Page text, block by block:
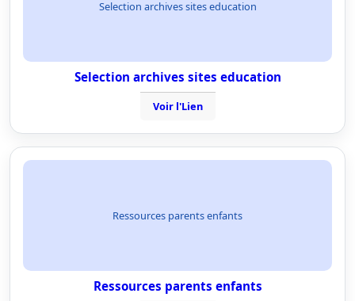
Selection archives sites education
Selection archives sites education
Voir l'Lien
Ressources parents enfants
Ressources parents enfants